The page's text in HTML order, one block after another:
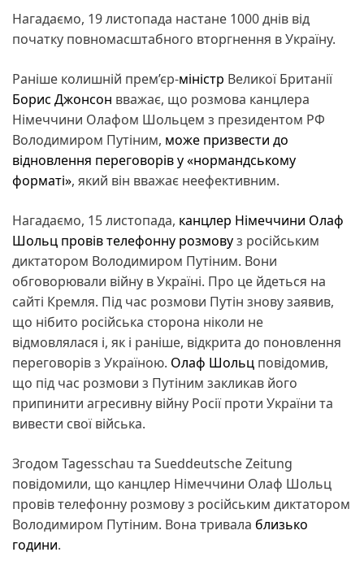
Нагадаємо, 19 листопада настане 1000 днів від
початку повномасштабного вторгнення в Україну.
Раніше колишній прем’єр-міністр Великої Британії
Борис Джонсон вважає, що розмова канцлера
Німеччини Олафом Шольцем з президентом РФ
Володимиром Путіним, може призвести до
відновлення переговорів у «нормандському
форматі», який він вважає неефективним.
Нагадаємо, 15 листопада, канцлер Німеччини Олаф
Шольц провів телефонну розмовуз російським
диктатором Володимиром Путіним. Вони
обговорювали війну в Україні. Про це йдеться на
сайті Кремля. Під час розмови Путін знову заявив,
що нібито російська сторона ніколи не
відмовлялася і, як і раніше, відкрита до поновлення
переговорів з Україною. Олаф Шольц повідомив,
що під час розмови з Путіним закликав його
припинити агресивну війну Росії проти України та
вивести свої війська.
Згодом Tagesschau та Sueddeutsche Zeitung
повідомили, що канцлер Німеччини Олаф Шольц
провів телефонну розмову з російським диктатором
Володимиром Путіним. Вона тривала близько
години.